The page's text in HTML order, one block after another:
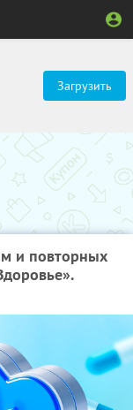
Загрузить
и повторных